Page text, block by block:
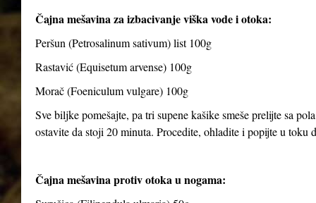
Čajna mešavina za izbacivanje viška vode i otoka:
Peršun (Petrosalinum sativum) list 100g
Rastavić (Equisetum arvense) 100g
Morač (Foeniculum vulgare) 100g
Sve biljke pomešajte, pa tri supene kašike smeše prelijte sa
ostavite da stoji 20 minuta. Procedite, ohladite i popijte u toku
Čajna mešavina protiv otoka u nogama: